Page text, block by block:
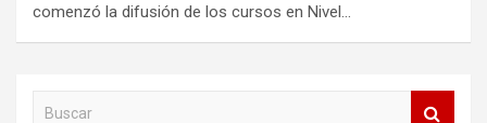
comenzó la difusión de los cursos en Nivel…